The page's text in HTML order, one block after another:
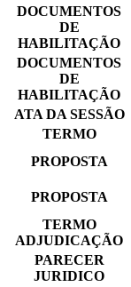
DOCUMENTOS
DE
HABILITAÇÃO
DOCUMENTOS
DE
HABILITAÇÃO
ATA DA SESSÃO
TERMO
PROPOSTA
PROPOSTA
TERMO
ADJUDICAÇÃO
PARECER
JURIDICO